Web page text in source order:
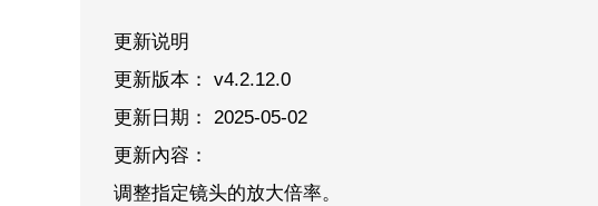
更新说明
更新版本： v4.2.12.0
更新日期： 2025-05-02
更新內容：
调整指定镜头的放大倍率。